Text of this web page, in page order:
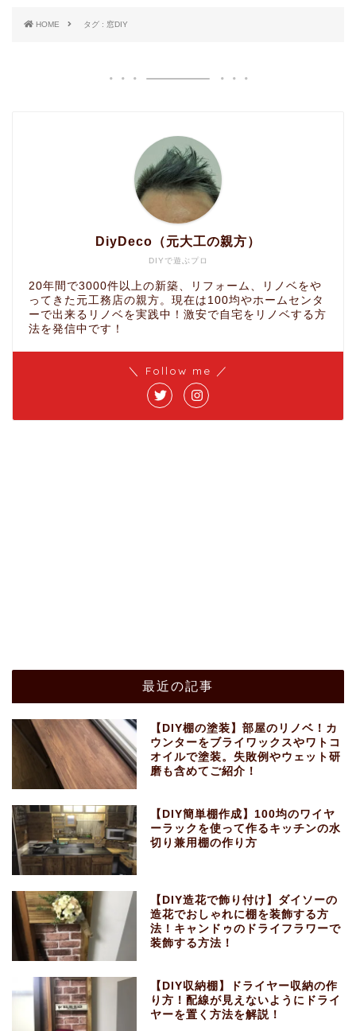
HOME タグ : 窓DIY
DIYで遊ぶプロ
DiyDeco（元大工の親方）
20年間で3000件以上の新築、リフォーム、リノベをや
ってきた元工務店の親方。現在は100均やホームセンタ
ーで出来るリノベを実践中！激安で自宅をリノベする方
法を発信中です！
＼ Follow me ／
最近の記事
【DIY棚の塗装】部屋のリノベ！カ
ウンターをブライワックスやワトコ
オイルで塗装。失敗例やウェット研
磨も含めてご紹介！
【DIY簡単棚作成】100均のワイヤ
ーラックを使って作るキッチンの水
切り兼用棚の作り方
【DIY造花で飾り付け】ダイソーの
造花でおしゃれに棚を装飾する方
法！キャンドゥのドライフラワーで
装飾する方法！
【DIY収納棚】ドライヤー収納の作
り方！配線が見えないようにドライ
ヤーを置く方法を解説！